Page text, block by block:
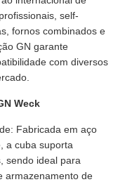
self-
fornos combinados e
GN garante
com diversos
Weck
Fabricada em aço
a cuba suporta
sendo ideal para
armazenamento de